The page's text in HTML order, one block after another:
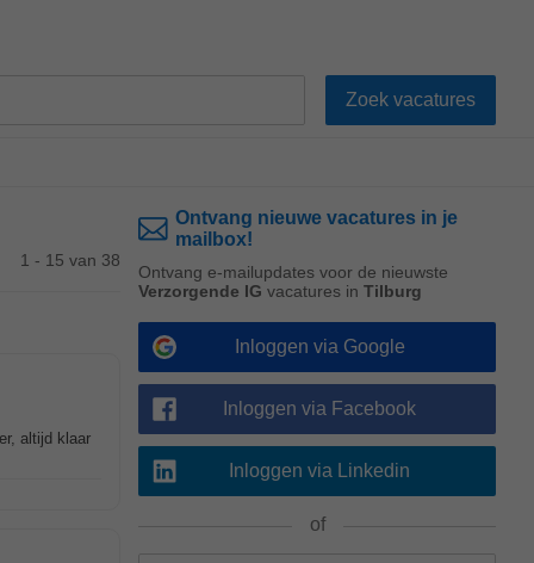
1 - 15 van 38
altijd klaar
Ontvang nieuwe vacatures in je
mailbox!
Ontvang e-mailupdates voor de nieuwste
Verzorgende IG vacatures in Tilburg
Inloggen via Google
Inloggen via Facebook
Inloggen via Linkedin
of